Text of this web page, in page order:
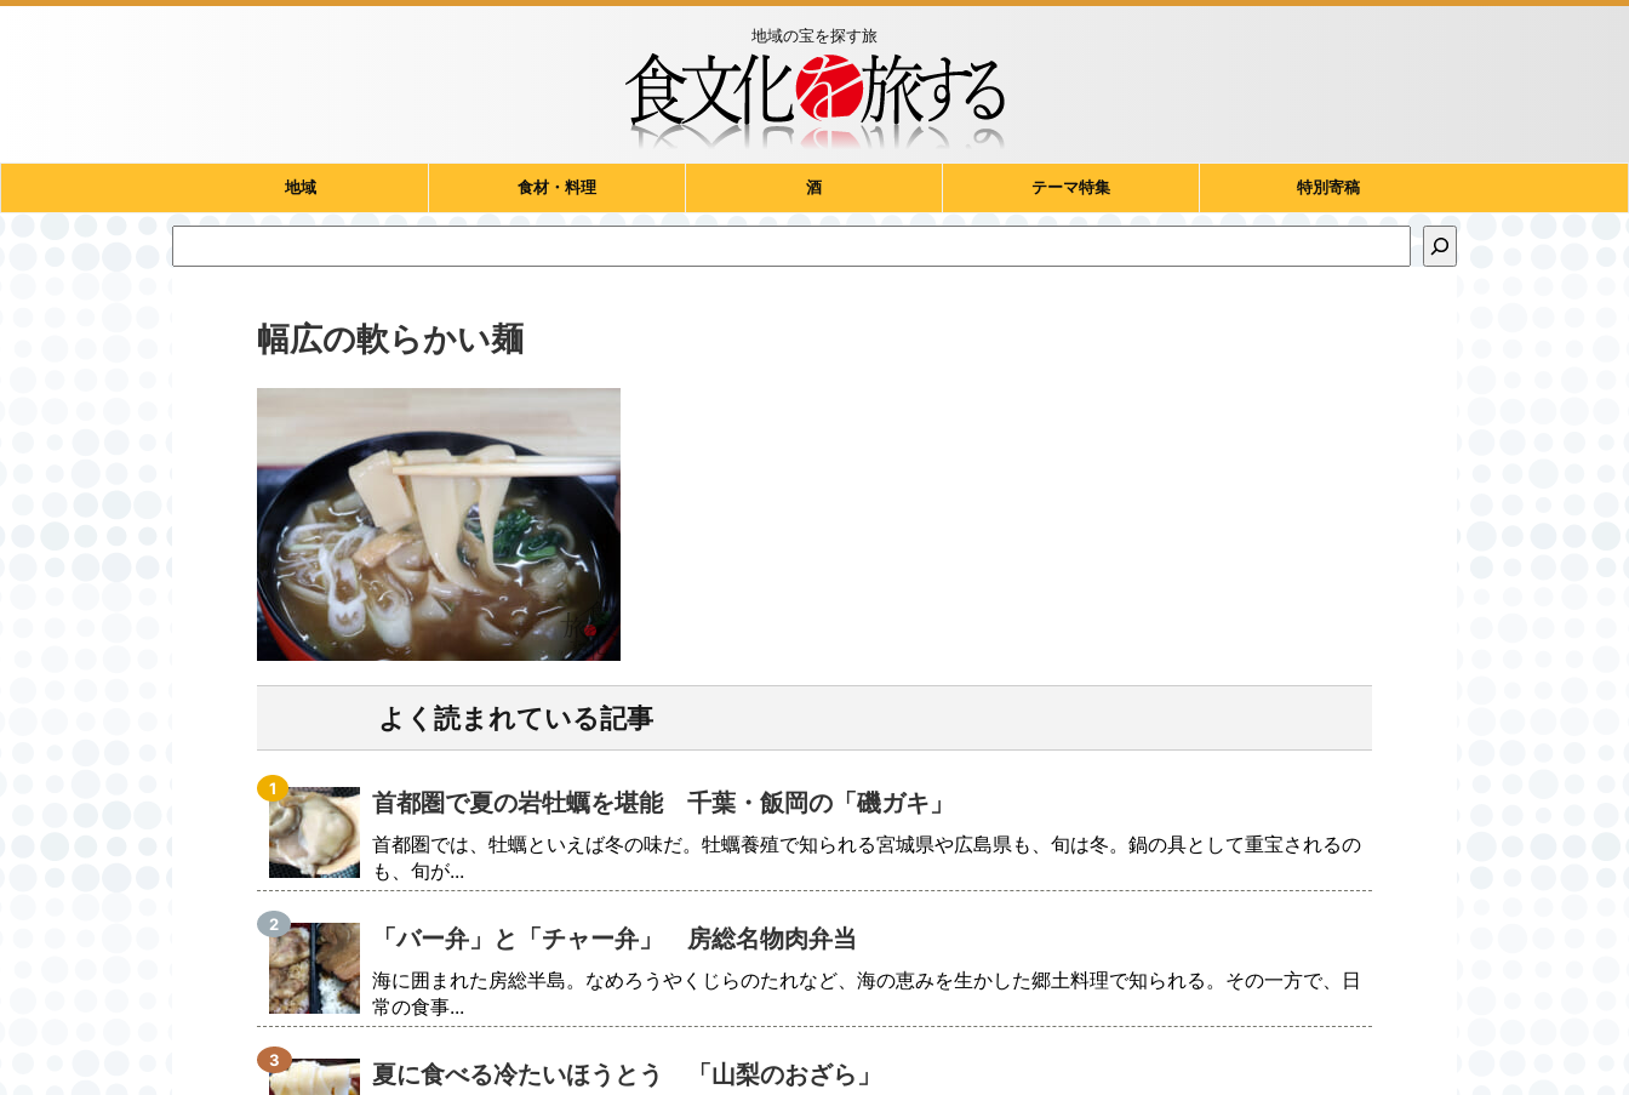
地域の宝を探す旅
地域 食材・料理 酒 テーマ特集 特別寄稿
幅広の軟らかい麺
よく読まれている記事
首都圏で夏の岩牡蠣を堪能 千葉・飯岡の「磯ガキ」
首都圏では、牡蠣といえば冬の味だ。牡蠣養殖で知られる宮城県や広島県も、旬は冬。鍋の具として重宝されるの
も、旬が...
「バー弁」と「チャー弁」 房総名物肉弁当
海に囲まれた房総半島。なめろうやくじらのたれなど、海の恵みを生かした郷土料理で知られる。その一方で、日
常の食事...
夏に食べる冷たいほうとう 「山梨のおざら」